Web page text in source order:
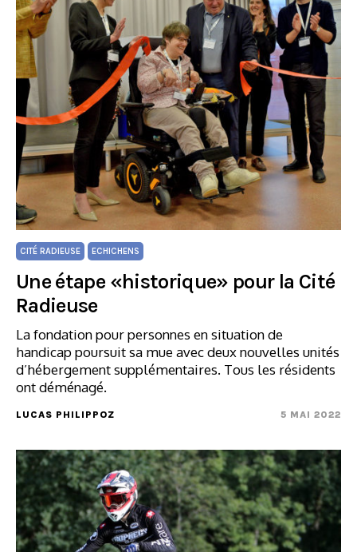
CITÉ RADIEUSE ECHICHENS
Une étape «historique» pour la Cité
Radieuse
La fondation pour personnes en situation de
handicap poursuit sa mue avec deux nouvelles unités
d’hébergement supplémentaires. Tous les résidents
ont déménagé.
LUCAS PHILIPPOZ 5 MAI 2022